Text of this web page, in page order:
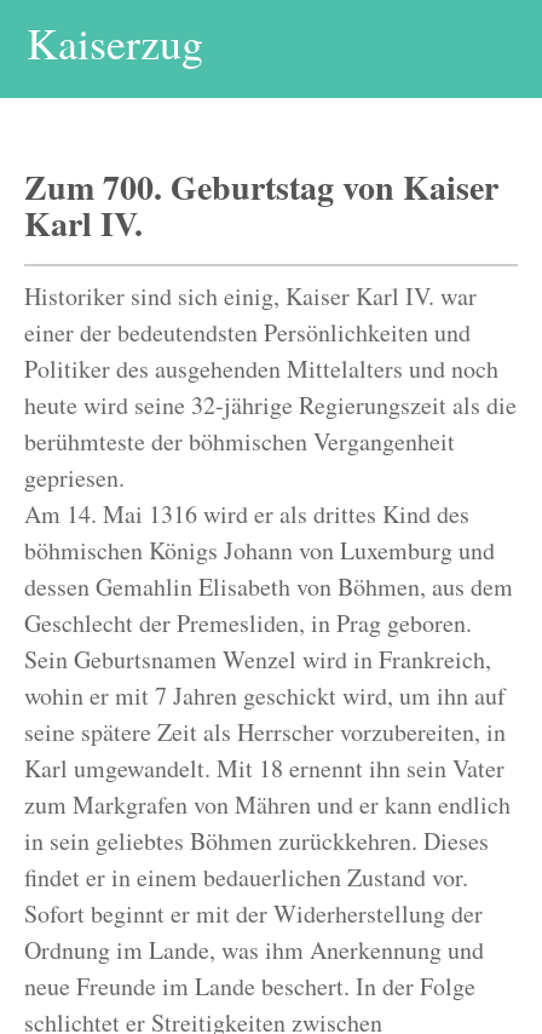
Kaiserzug
Zum 700. Geburtstag von Kaiser
Karl IV.
Historiker sind sich einig, Kaiser Karl IV. war
einer der bedeutendsten Persönlichkeiten und
Politiker des ausgehenden Mittelalters und noch
heute wird seine 32-jährige Regierungszeit als die
berühmteste der böhmischen Vergangenheit
gepriesen.
Am 14. Mai 1316 wird er als drittes Kind des
böhmischen Königs Johann von Luxemburg und
dessen Gemahlin Elisabeth von Böhmen, aus dem
Geschlecht der Premesliden, in Prag geboren.
Sein Geburtsnamen Wenzel wird in Frankreich,
wohin er mit 7 Jahren geschickt wird, um ihn auf
seine spätere Zeit als Herrscher vorzubereiten, in
Karl umgewandelt. Mit 18 ernennt ihn sein Vater
zum Markgrafen von Mähren und er kann endlich
in sein geliebtes Böhmen zurückkehren. Dieses
findet er in einem bedauerlichen Zustand vor.
Sofort beginnt er mit der Widerherstellung der
Ordnung im Lande, was ihm Anerkennung und
neue Freunde im Lande beschert. In der Folge
schlichtet er Streitigkeiten zwischen